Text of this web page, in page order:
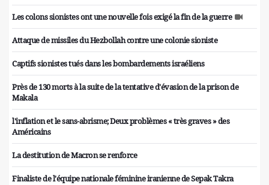
Les colons sionistes ont une nouvelle fois exigé la fin de la guerre
Attaque de missiles du Hezbollah contre une colonie sioniste
Captifs sionistes tués dans les bombardements israéliens
Près de 130 morts à la suite de la tentative d'évasion de la prison de
Makala
l'inflation et le sans-abrisme; Deux problèmes « très graves » des
Américains
La destitution de Macron se renforce
Finaliste de l'équipe nationale féminine iranienne de Sepak Takra